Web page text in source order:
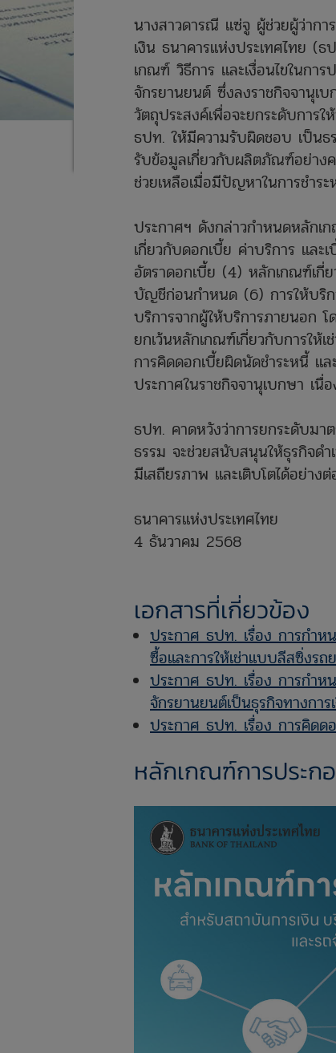
นางสาวดารณี แซ่จู ผู้ช่วยผู้ว่ากา
เงิน ธนาคารแห่งประเทศไทย (ธ
เกณฑ์ วิธีการ และเงื่อนไขในกา
จักรยานยนต์ ซึ่งลงราชกิจจานุเ
วัตถุประสงค์เพื่อจะยกระดับการ
ธปท. ให้มีความรับผิดชอบ เป็นธร
รับข้อมูลเกี่ยวกับผลิตภัณฑ์อย่างค
ช่วยเหลือเมื่อมีปัญหาในการชำร
ประกาศฯ ดังกล่าวกำหนดหลักเ
เกี่ยวกับดอกเบี้ย ค่าบริการ และ
อัตราดอกเบี้ย (4) หลักเกณฑ์เกี่ย
บัญชีก่อนกำหนด (6) การให้บริกา
บริการจากผู้ให้บริการภายนอก
ยกเว้นหลักเกณฑ์เกี่ยวกับการให้เ
การคิดดอกเบี้ยผิดนัดชำระหนี้ แ
ประกาศในราชกิจจานุเบกษา เ
ธปท. คาดหวังว่าการยกระดับมา
ธรรม จะช่วยสนับสนุนให้ธุรกิจด
มีเสถียรภาพ และเติบโตได้อย่าง
ธนาคารแห่งประเทศไทย
4 ธันวาคม 2568
เอกสารที่เกี่ยวข้อง
ประกาศ ธปท. เรื่อง การกำหน
ซื้อและการให้เช่าแบบลีสซิ่งร
ประกาศ ธปท. เรื่อง การกำหน
จักรยานยนต์เป็นธุรกิจทางการ
ประกาศ ธปท. เรื่อง การคิด
หลักเกณฑ์การประก